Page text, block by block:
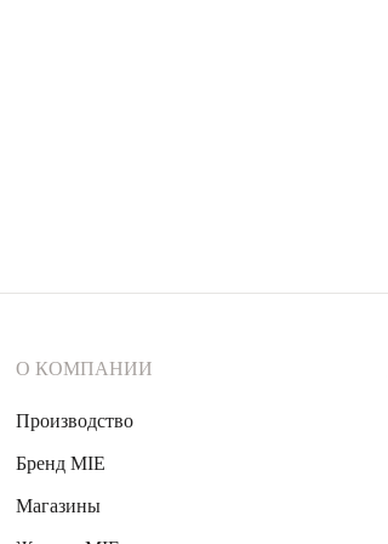
О КОМПАНИИ
Производство
Бренд MIE
Магазины